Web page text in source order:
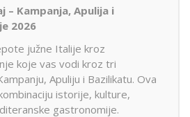
– Kampanja, Apulija i
2026
južne Italije kroz
koje vas vodi kroz tri
Apuliju i Bazilikatu. Ova
istorije, kulture,
gastronomije.